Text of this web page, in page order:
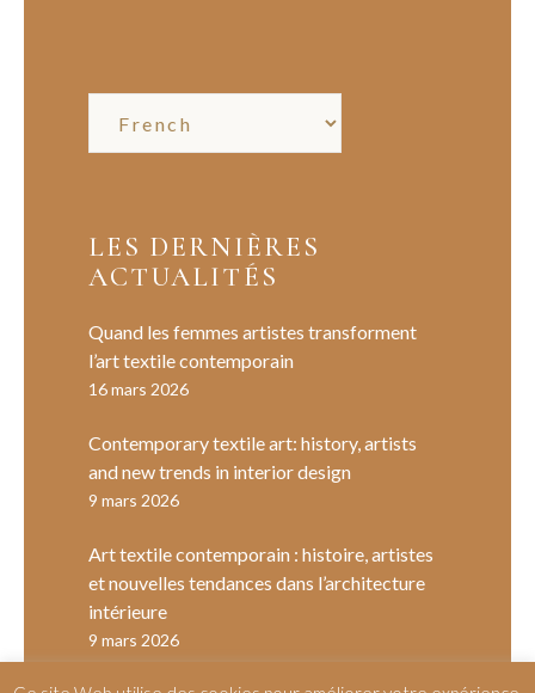
LES DERNIÈRES
ACTUALITÉS
Quand les femmes artistes transforment
l’art textile contemporain
16 mars 2026
Contemporary textile art: history, artists
and new trends in interior design
9 mars 2026
Art textile contemporain : histoire, artistes
et nouvelles tendances dans l’architecture
intérieure
9 mars 2026